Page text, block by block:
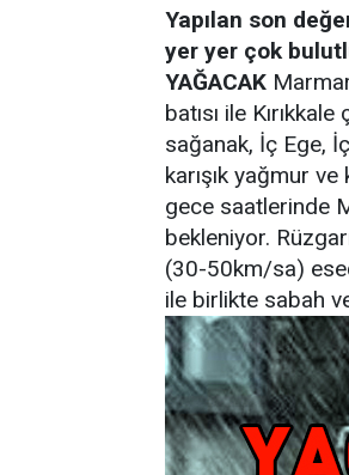
Yapılan son
yer yer çok
YAĞACAK
batısı ile
sağanak, İç Ege,
karışık yağmur
gece saatlerinde
bekleniyor.
(30-50km/sa)
ile birlikte sabah